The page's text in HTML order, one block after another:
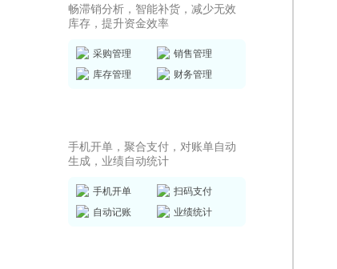
畅滞销分析，智能补货，减少无效
库存，提升资金效率
采购管理
销售管理
库存管理
财务管理
手机开单，聚合支付，对账单自动
生成，业绩自动统计
手机开单
扫码支付
自动记账
业绩统计